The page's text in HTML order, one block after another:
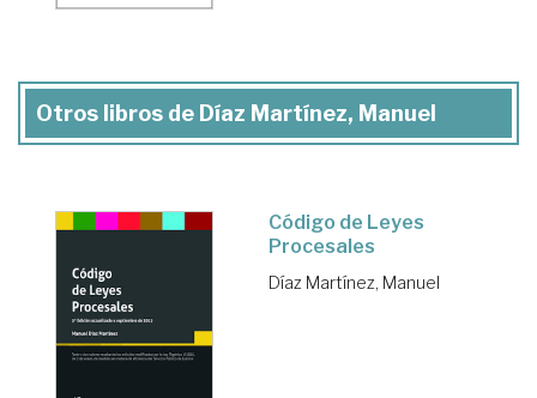
Otros libros de Díaz Martínez, Manuel
Código de Leyes
Procesales
Díaz Martínez, Manuel